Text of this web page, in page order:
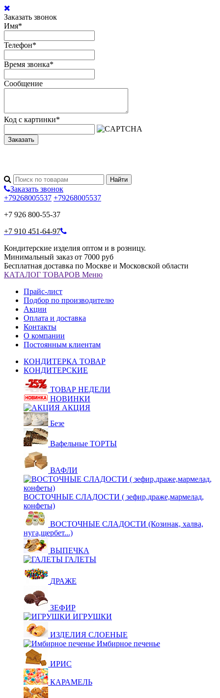
Заказать звонок
Имя*
Телефон*
Время звонка*
Сообщение
Код с картинки*
Заказать
Заказать звонок
+79268005537 +79268005537
+7 926 800-55-37
+7 910 451-64-97
Кондитерские изделия оптом и в розницу.
Минимальный заказ от 7000 руб
Бесплатная доставка по Москве и Московской области
КАТАЛОГ ТОВАРОВ Меню
Прайс-лист
Подбор по производителю
Акции
Оплата и доставка
Контакты
О компании
Постоянным клиентам
КОНДИТЕРКА ТОВАР
КОНДИТЕРСКИЕ
ТОВАР НЕДЕЛИ
НОВИНКИ
АКЦИЯ
Безе
Вафельные ТОРТЫ
ВАФЛИ
ВОСТОЧНЫЕ СЛАДОСТИ ( зефир,драже,мармелад,
конфеты)
ВОСТОЧНЫЕ СЛАДОСТИ (Козинак, халва,
нуга,щербет...)
ВЫПЕЧКА
ГАЛЕТЫ
ДРАЖЕ
ЗЕФИР
ИГРУШКИ
ИЗДЕЛИЯ СЛОЕНЫЕ
Имбирное печенье
ИРИС
КАРАМЕЛЬ